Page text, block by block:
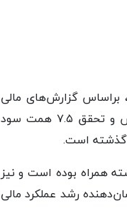
براساس گزارش‌های مالی
مربوط به عملکرد ۱۰ ماه نخست سال ۱۴۰۴، این شرکت موفق به ثبت حدود ۵۰ همت فروش و تحقق ۷.۵ همت سود
۳۶ درصدی نسبت به سال گذشته همراه بوده است و نیز
بالاتر از کل سود خالص سال مالی ۱۴۰۳ است که نشان‌دهنده رشد عملکرد مالی